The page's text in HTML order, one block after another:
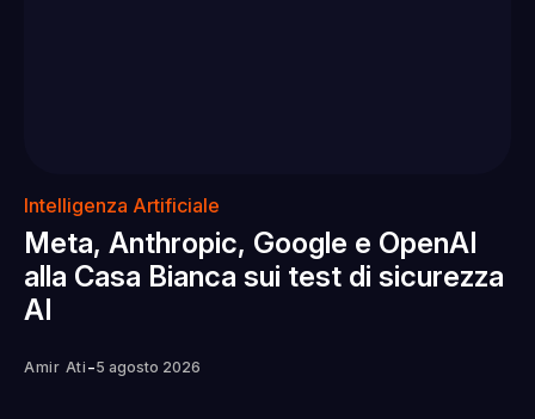
Intelligenza Artificiale
Meta, Anthropic, Google e OpenAI
alla Casa Bianca sui test di sicurezza
AI
Amir Ati -5 agosto 2026